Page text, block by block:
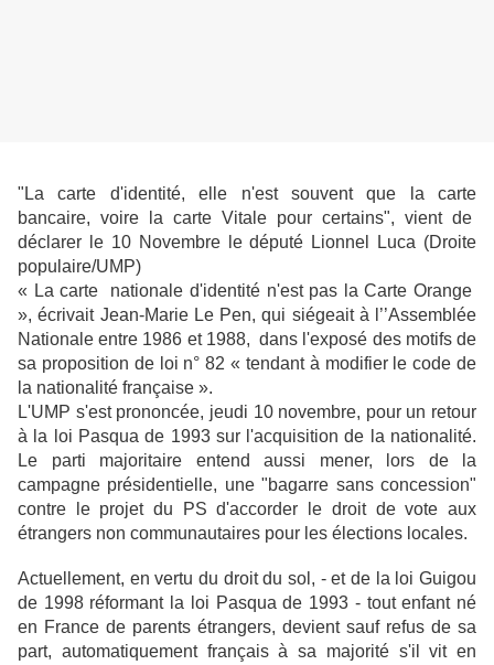
"La carte d'identité, elle n'est souvent que la carte
bancaire, voire la carte Vitale pour certains", vient de
déclarer le 10 Novembre le député Lionnel Luca (Droite
populaire/UMP)
« La carte nationale d'identité n'est pas la Carte Orange
», écrivait Jean-Marie Le Pen, qui siégeait à l’’Assemblée
Nationale entre 1986 et 1988, dans l'exposé des motifs de
sa proposition de loi n° 82 « tendant à modifier le code de
la nationalité française ».
L'UMP s'est prononcée, jeudi 10 novembre, pour un retour
à la loi Pasqua de 1993 sur l'acquisition de la nationalité.
Le parti majoritaire entend aussi mener, lors de la
campagne présidentielle, une "bagarre sans concession"
contre le projet du PS d'accorder le droit de vote aux
étrangers non communautaires pour les élections locales.
Actuellement, en vertu du droit du sol, - et de la loi Guigou
de 1998 réformant la loi Pasqua de 1993 - tout enfant né
en France de parents étrangers, devient sauf refus de sa
part, automatiquement français à sa majorité s'il vit en